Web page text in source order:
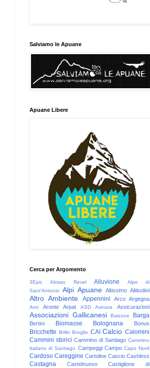
Salviamo le Apuane
Apuane Libere
Cerca per Argomento
3Epic Abisso Revel Alluvione
Alpe di
Sant'Antonio
Alpi Apuane Altissimo Altitudini
Altro Ambiente Appennini Arco Argegna
Arni Aronte Arpat ASD Asinara Assicurazioni
Associazioni Gallicanesi Balzone Barga
Bertini Biomasse Bolognana Bonus
Bricchette Brillo Broglio CAI Calcio Calomini
Cammini storici Cammino di Santiago Cammino
Italiano di Santiago Campeggi Campo Capo Nord
Cardoso Careggine Cartoline Cascio Cashless
Castagna Castelnuovo
Castiglione di